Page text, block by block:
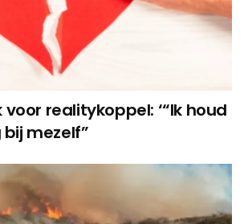
voor realitykoppel: ‘“Ik houd
mezelf”